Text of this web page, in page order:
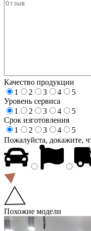
Качество продукции
1
2 3 4
5
Уровень сервиса
1
2 3 4
5
Срок изготовления
1
2 3 4
5
Пожалуйста, докажите,
Похожие модели